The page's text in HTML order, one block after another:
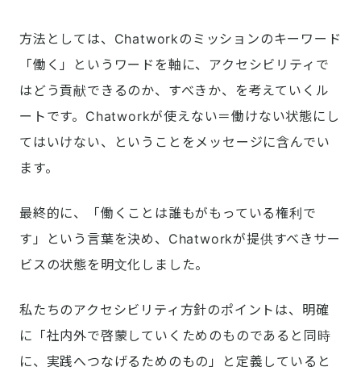
方法としては、Chatworkのミッションのキーワード
「働く」というワードを軸に、アクセシビリティで
はどう貢献できるのか、すべきか、を考えていくル
ートです。Chatworkが使えない＝働けない状態にし
てはいけない、ということをメッセージに含んでい
ます。
最終的に、「働くことは誰もがもっている権利で
す」という言葉を決め、Chatworkが提供すべきサー
ビスの状態を明文化しました。
私たちのアクセシビリティ方針のポイントは、明確
に「社内外で啓蒙していくためのものであると同時
に、実践へつなげるためのもの」と定義していると